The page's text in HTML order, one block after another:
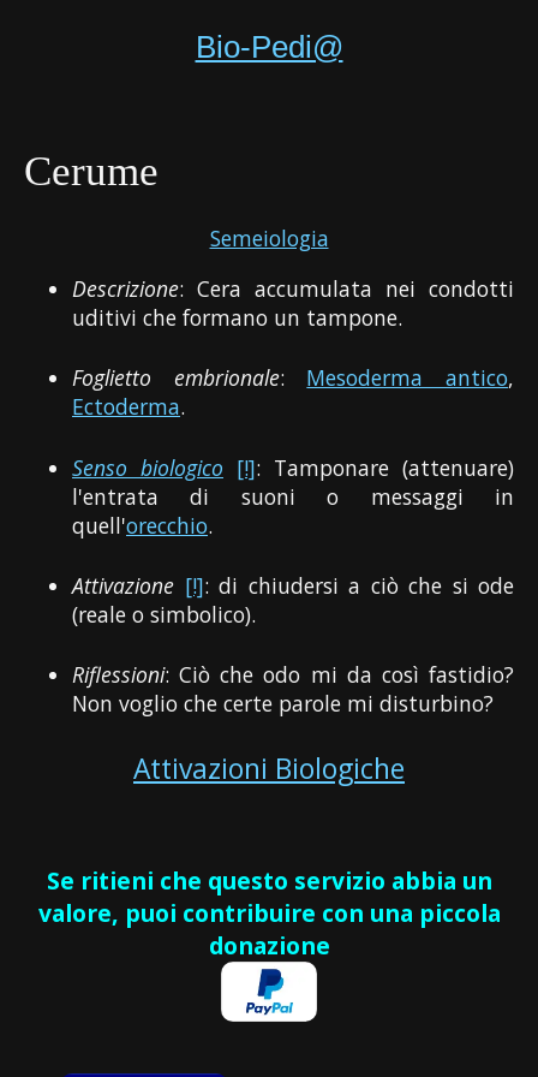
Bio-Pedi@
Cerume
Semeiologia
Descrizione: Cera accumulata nei condotti
uditivi che formano un tampone.
Foglietto embrionale: Mesoderma antico,
Ectoderma.
Senso biologico [!]: Tamponare (attenuare)
l'entrata di suoni o messaggi in
quell'orecchio.
Attivazione [!]: di chiudersi a ciò che si ode
(reale o simbolico).
Riflessioni: Ciò che odo mi da così fastidio?
Non voglio che certe parole mi disturbino?
Attivazioni Biologiche
Se ritieni che questo servizio abbia un
valore, puoi contribuire con una piccola
donazione